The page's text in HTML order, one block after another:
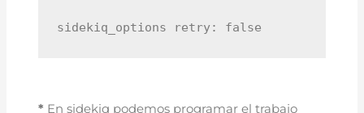
sidekiq_options retry: false
* En sidekiq podemos programar el trabajo